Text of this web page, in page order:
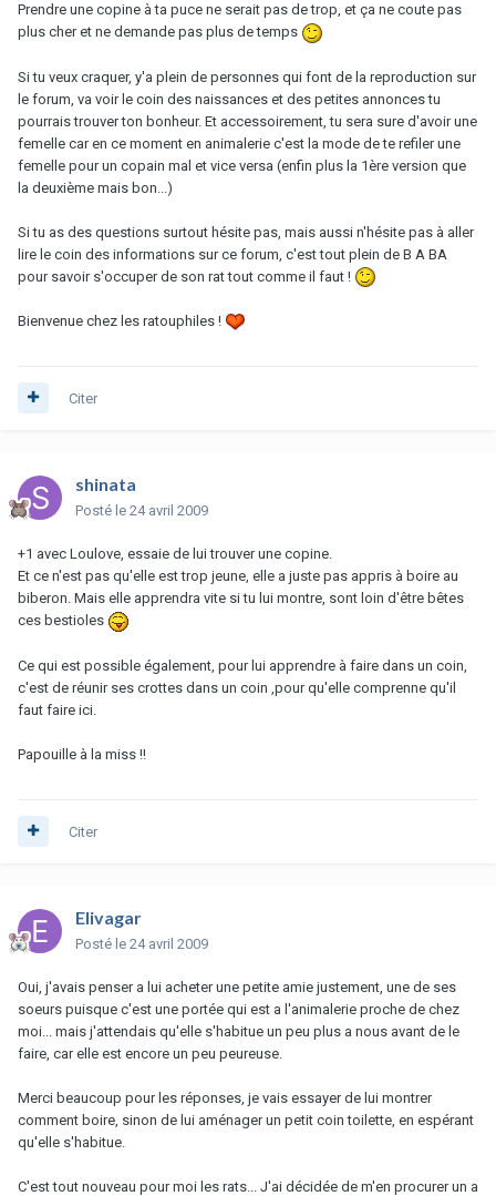
Prendre une copine à ta puce ne serait pas de trop, et ça ne coute pas
plus cher et ne demande pas plus de temps
Si tu veux craquer, y'a plein de personnes qui font de la reproduction sur
le forum, va voir le coin des naissances et des petites annonces tu
pourrais trouver ton bonheur. Et accessoirement, tu sera sure d'avoir une
femelle car en ce moment en animalerie c'est la mode de te refiler une
femelle pour un copain mal et vice versa (enfin plus la 1ère version que
la deuxième mais bon...)
Si tu as des questions surtout hésite pas, mais aussi n'hésite pas à aller
lire le coin des informations sur ce forum, c'est tout plein de B A BA
pour savoir s'occuper de son rat tout comme il faut !
Bienvenue chez les ratouphiles !
Citer
shinata
Posté le 24 avril 2009
+1 avec Loulove, essaie de lui trouver une copine.
Et ce n'est pas qu'elle est trop jeune, elle a juste pas appris à boire au
biberon. Mais elle apprendra vite si tu lui montre, sont loin d'être bêtes
ces bestioles
Ce qui est possible également, pour lui apprendre à faire dans un coin,
c'est de réunir ses crottes dans un coin ,pour qu'elle comprenne qu'il
faut faire ici.
Papouille à la miss !!
Citer
Elivagar
Posté le 24 avril 2009
Oui, j'avais penser a lui acheter une petite amie justement, une de ses
soeurs puisque c'est une portée qui est a l'animalerie proche de chez
moi... mais j'attendais qu'elle s'habitue un peu plus a nous avant de le
faire, car elle est encore un peu peureuse.
Merci beaucoup pour les réponses, je vais essayer de lui montrer
comment boire, sinon de lui aménager un petit coin toilette, en espérant
qu'elle s'habitue.
C'est tout nouveau pour moi les rats... J'ai décidée de m'en procurer un a